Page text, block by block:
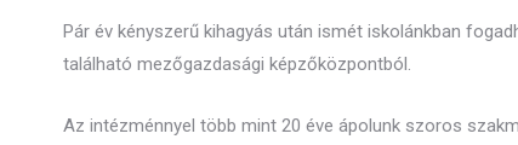
Pár év kényszerű kihagyás után ismét iskolánkban
található mezőgazdasági képzőközpontból.
Az intézménnyel több mint 20 éve ápolunk szoros